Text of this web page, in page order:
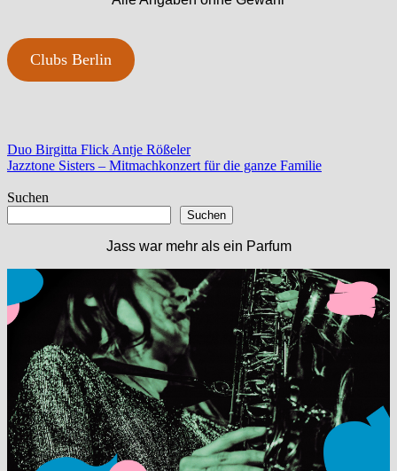
Clubs Berlin
Beitragsnavigation
Vorheriger
Beitrag:
Duo Birgitta Flick Antje Rößeler
Nächster
Jazztone Sisters – Mitmachkonzert für die ganze Familie
Suchen
Suchen
Jass war mehr als ein Parfum